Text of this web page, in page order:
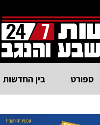
ספורט בין החדשות